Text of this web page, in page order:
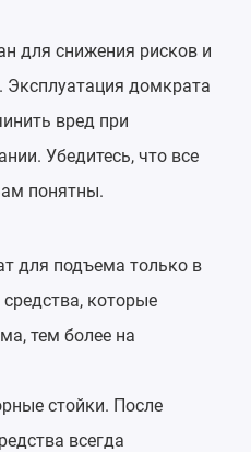
для снижения рисков и
Эксплуатация домкрата
вред при
Убедитесь, что все
понятны.
для подъема только в
средства, которые
тем более на
стойки. После
всегда